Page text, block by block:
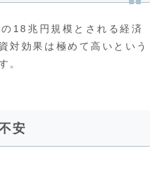
18兆円規模とされる経済
対効果は極めて高いという
。
安